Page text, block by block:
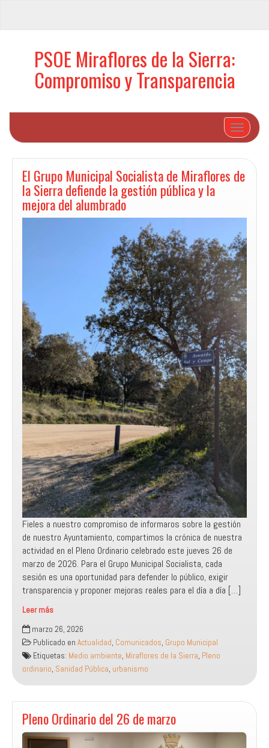
PSOE Miraflores de la Sierra:
Compromiso y Transparencia
Cambiar
El Grupo Municipal Socialista de Miraflores de
la Sierra defiende la gestión pública y la
mejora del alumbrado
Fieles a nuestro compromiso de informaros sobre la gestión
de nuestro Ayuntamiento, compartimos la crónica de nuestra
actividad en el Pleno Ordinario celebrado este jueves 26 de
marzo de 2026. Para el Grupo Municipal Socialista, cada
sesión es una oportunidad para defender lo público, exigir
transparencia y proponer mejoras reales para el día a día […]
Leer más
El
Grupo
Municipal
Socialista
de
Miraflores
de
la
Sierra
defiende
marzo 26, 2026
Publicado en Actualidad, Comunicados, Grupo Municipal
Etiquetas: Medio ambiente, Miraflores de la Sierra, Pleno
ordinario, Sanidad Pública, urbanismo
Pleno Ordinario del 26 de marzo